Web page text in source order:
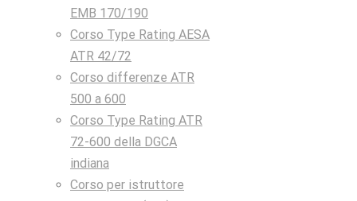
EMB 170/190
Corso Type Rating AESA
ATR 42/72
Corso differenze ATR
500 a 600
Corso Type Rating ATR
72-600 della DGCA
indiana
Corso per istruttore